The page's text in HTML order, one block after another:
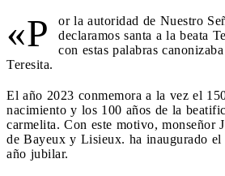
«P
or la autoridad de Nuestro
declaramos santa a la beata
con estas palabras
Teresita.
El año 2023 conmemora a la vez el
nacimiento y los 100 años de la
carmelita. Con este motivo, monseñor
de Bayeux y Lisieux. ha inaugurado el
año jubilar.